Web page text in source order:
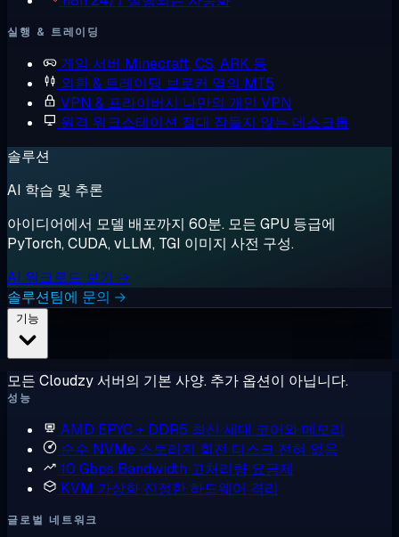
실행 & 트레이딩
게임 서버 Minecraft, CS, ARK 등
외환 & 트레이딩 브로커 옆의 MT5
VPN & 프라이버시 나만의 개인 VPN
원격 워크스테이션 절대 잠들지 않는 데스크톱
솔루션
AI 학습 및 추론
아이디어에서 모델 배포까지 60분. 모든 GPU 등급에
PyTorch, CUDA, vLLM, TGI 이미지 사전 구성.
AI 워크로드 보기 →
솔루션팀에 문의 →
모든 Cloudzy 서버의 기본 사양. 추가 옵션이 아닙니다.
성능
AMD EPYC + DDR5 최신 세대 코어와 메모리
순수 NVMe 스토리지 회전 디스크 전혀 없음
10 Gbps Bandwidth 고처리량 요금제
KVM 가상화 진정한 하드웨어 격리
글로벌 네트워크